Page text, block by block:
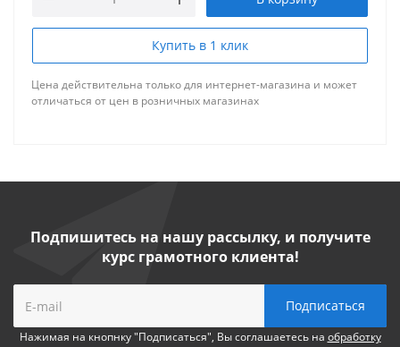
Купить в 1 клик
Цена действительна только для интернет-магазина и может
отличаться от цен в розничных магазинах
Подпишитесь на нашу рассылку, и получите
курс грамотного клиента!
Нажимая на кнопнку "Подписаться", Вы соглашаетесь на обработку